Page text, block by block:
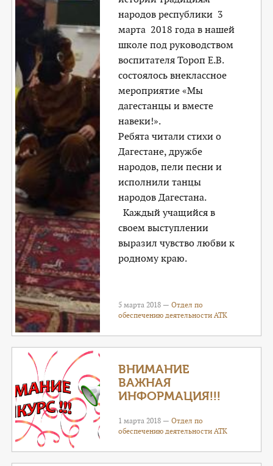
народов республики 3
марта 2018 года в нашей
школе под руководством
воспитателя Тороп Е.В.
состоялось внеклассное
мероприятие «Мы
дагестанцы и вместе
навеки!».
Ребята читали стихи о
Дагестане, дружбе
народов, пели песни и
исполнили танцы
народов Дагестана.
Каждый учащийся в
своем выступлении
выразил чувство любви к
родному краю.
5 марта 2018 —Отдел по
обеспечению деятельности АТК
ВНИМАНИЕ
ВАЖНАЯ
ИНФОРМАЦИЯ!!!
1 марта 2018 —Отдел по
обеспечению деятельности АТК